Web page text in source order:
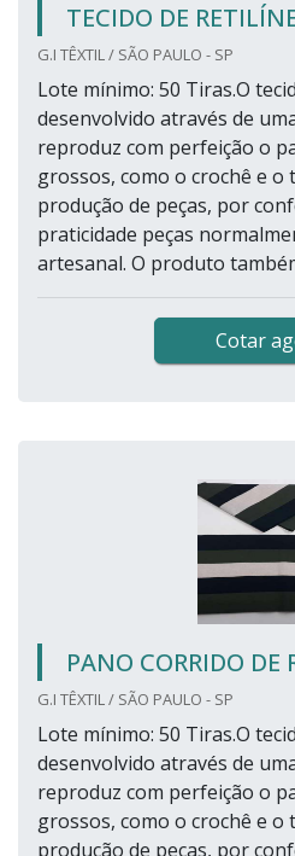
TECIDO DE
G.I TÊXTIL / SÃO PAULO - SP
Lote mínimo: 50 Tiras.O
desenvolvido através de
reproduz com perfeição o
grossos, como o crochê e o
produção de peças, por
praticidade peças
artesanal. O produto
Cotar
PANO CORRIDO DE
G.I TÊXTIL / SÃO PAULO - SP
Lote mínimo: 50 Tiras.O
desenvolvido através de
reproduz com perfeição o
grossos, como o crochê e o
produção de peças, por